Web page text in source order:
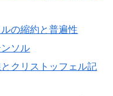
の縮約と普遍性
ソル
クリストッフェル記